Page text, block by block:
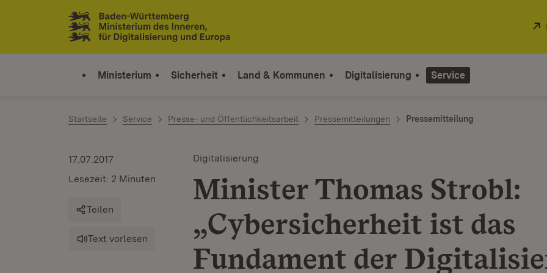
Zum Inhalt springen
Link zur Startseite
Ministerium Sicherheit Land & Kommunen Digitalisierung Service
Startseite Service Presse- und Öffentlichkeitsarbeit Pressemitteilungen Pressemitteilung
Digitalisierung
Minister Thomas Strobl:
„Cybersicherheit ist das
Fundament der
17.07.2017
Lesezeit: 2 Minuten
Teilen
Text vorlesen